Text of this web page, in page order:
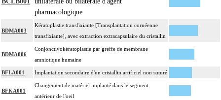
pharmacologique
BDMA003
Kératoplastie transfixiante [Transplantation cornéenne
transfixiante], avec extraction extracapsulaire du cristallin
BDMA006
Conjonctivokératoplastie par greffe de membrane
amniotique humaine
BFLA001 Implantation secondaire d'un cristallin artificiel non suturé
BFKA001
Changement de matériel implanté dans le segment
antérieur de l'oeil